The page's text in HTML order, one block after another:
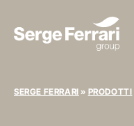
SERGE FERRARI » PRODOTTI